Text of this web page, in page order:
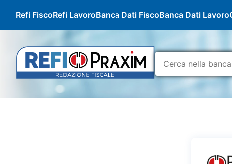
Refi FiscoRefi LavoroBanca Dati FiscoBanca Dati Lavoro